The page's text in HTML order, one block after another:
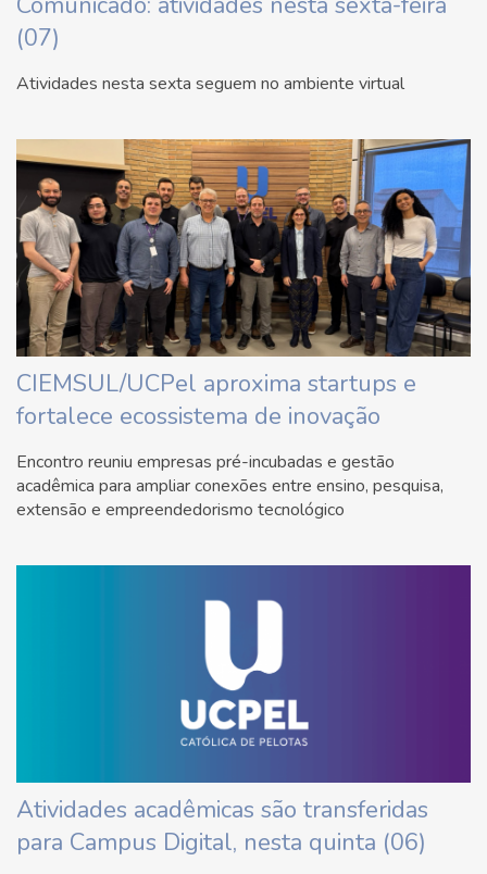
(07)
Atividades nesta sexta seguem no ambiente virtual
CIEMSUL/UCPel aproxima startups e
fortalece ecossistema de inovação
Encontro reuniu empresas pré-incubadas e gestão
acadêmica para ampliar conexões entre ensino, pesquisa,
extensão e empreendedorismo tecnológico
Atividades acadêmicas são transferidas
para Campus Digital, nesta quinta (06)